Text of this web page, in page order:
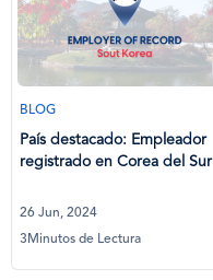
BLOG
País destacado: Empleador
registrado en Corea del Sur
26 Jun, 2024
3Minutos de Lectura